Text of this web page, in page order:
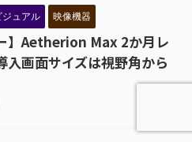
ジュアル 映像機器
】Aetherion Max 2か月レ
入画面サイズは視野角から